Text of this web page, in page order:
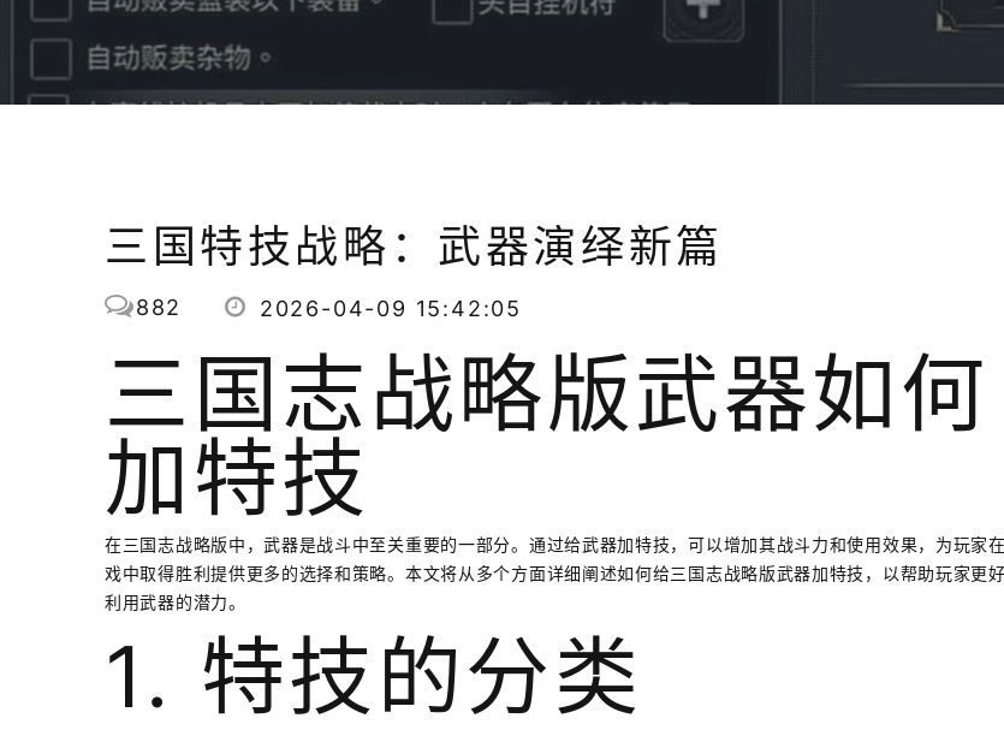
三国特技战略：武器演绎新篇
882 2026-04-09 15:42:05
三国志战略版武器如何
加特技
在三国志战略版中，武器是战斗中至关重要的一部分。通过给武器加特技，可以增加其战斗力和使用效果，为玩家
戏中取得胜利提供更多的选择和策略。本文将从多个方面详细阐述如何给三国志战略版武器加特技，以帮助玩家更
利用武器的潜力。
1. 特技的分类